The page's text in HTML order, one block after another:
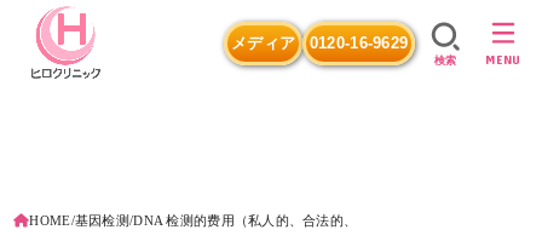
メディア 0120-16-9629
検索 MENU
HOME 基因检测 DNA 检测的费用（私人的、合法的、